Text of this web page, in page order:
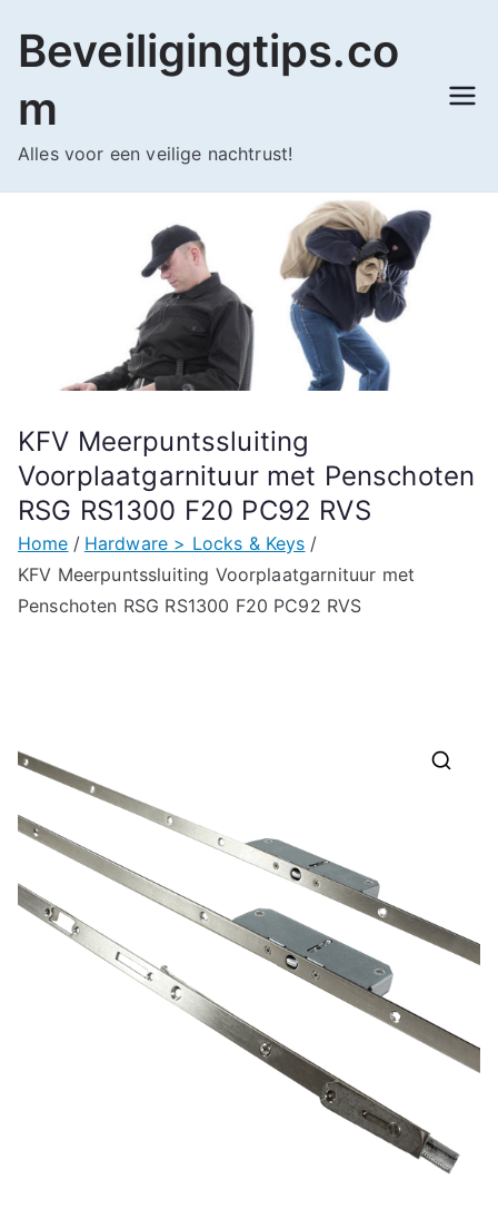
naar
inhoud
Beveiligingtips.co
m
Alles voor een veilige nachtrust!
KFV Meerpuntssluiting
Voorplaatgarnituur met Penschoten
RSG RS1300 F20 PC92 RVS
Home
Hardware > Locks & Keys
KFV Meerpuntssluiting Voorplaatgarnituur met
Penschoten RSG RS1300 F20 PC92 RVS